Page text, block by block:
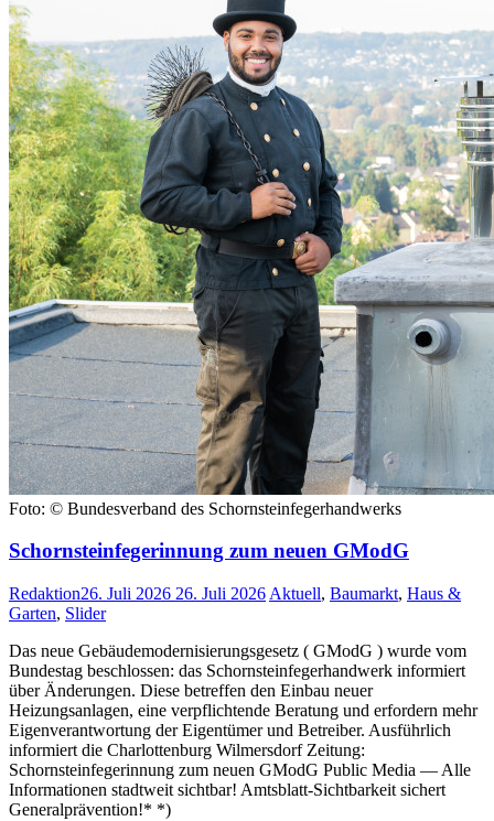
Foto: © Bundesverband des Schornsteinfegerhandwerks
Schornsteinfegerinnung zum neuen GModG
Redaktion26. Juli 2026 26. Juli 2026 Aktuell, Baumarkt, Haus &
Garten, Slider
Das neue Gebäudemodernisierungsgesetz ( GModG ) wurde vom
Bundestag beschlossen: das Schornsteinfegerhandwerk informiert
über Änderungen. Diese betreffen den Einbau neuer
Heizungsanlagen, eine verpflichtende Beratung und erfordern mehr
Eigenverantwortung der Eigentümer und Betreiber. Ausführlich
informiert die Charlottenburg Wilmersdorf Zeitung:
Schornsteinfegerinnung zum neuen GModG Public Media — Alle
Informationen stadtweit sichtbar! Amtsblatt-Sichtbarkeit sichert
Generalprävention!* *)